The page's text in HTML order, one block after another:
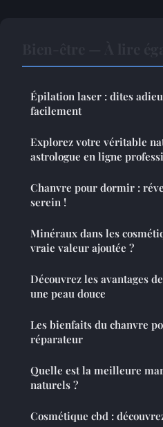
Épilation laser : dites
facilement
Explorez votre véritable
astrologue en ligne
Chanvre pour dormir :
serein !
Minéraux dans les
vraie valeur ajoutée ?
Découvrez les avantages
une peau douce
Les bienfaits du chanvre
réparateur
Quelle est la meilleure
naturels ?
Cosmétique cbd :